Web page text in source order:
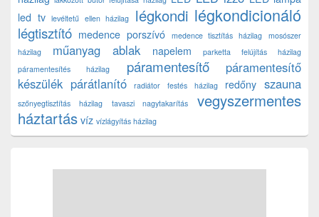
led tv levéltetű ellen házilag légkondi légkondicionáló
légtisztító medence porszívó medence tisztítás házilag
mosószer
házilag
műanyag ablak napelem
parketta felújítás házilag
páramentesítés házilag
páramentesítő
páramentesítő
készülék párátlanító radiátor festés házilag redőny szauna
szőnyegtisztítás házilag tavaszi nagytakarítás
vegyszermentes
háztartás víz vízlágyítás házilag